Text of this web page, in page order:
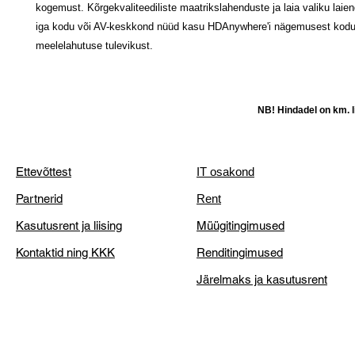
kogemust. Kõrgekvaliteediliste maatrikslahenduste ja laia valiku
iga kodu või AV-keskkond nüüd kasu HDAnywhere'i nägemusest
meelelahutuse tulevikust.
NB! Hindadel on km.
Ettevõttest
Partnerid
Kasutusrent ja liising
Kontaktid ning KKK
IT osakond
Rent
Müügitingimused
Renditingimused
Järelmaks ja kasutusrent